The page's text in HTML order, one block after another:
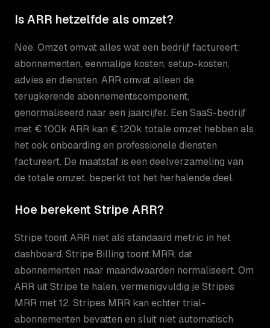
Is ARR hetzelfde als omzet?
Nee. Omzet omvat alles wat een bedrijf factureert:
abonnementen, eenmalige kosten, setup-kosten,
advies en diensten. ARR omvat alleen de
terugkerende abonnementscomponent,
genormaliseerd naar een jaarcijfer. Een SaaS-bedrijf
met € 100k ARR kan € 120k totale omzet hebben als
het ook onboarding en professionele diensten
factureert. De maatstaf is een deelverzameling van
de totale omzet, beperkt tot het herhalende deel.
Hoe berekent Stripe ARR?
Stripe toont ARR niet als standaard metric in het
dashboard. Stripe Billing toont MRR, dat
abonnementen naar maandwaarden normaliseert. Om
ARR uit Stripe te halen, vermenigvuldig je Stripes
MRR met 12. Stripes MRR kan echter trial-
abonnementen bevatten en sluit niet automatisch